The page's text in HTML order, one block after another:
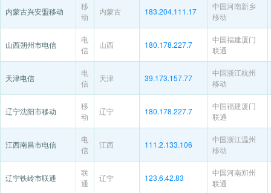
内蒙古兴安盟移动
移
动
内蒙古 183.204.111.17
中国河南新乡
移动
山西朔州市电信
电
信
山西 180.178.227.7
中国福建厦门
联通
天津电信
电
信
天津 39.173.157.77
中国浙江杭州
移动
辽宁沈阳市移动
移
动
辽宁 180.178.227.7
中国福建厦门
联通
江西南昌市电信
电
信
江西 111.2.133.106
中国浙江温州
移动
辽宁铁岭市联通
联
通
辽宁 123.6.42.83
中国河南郑州
联通